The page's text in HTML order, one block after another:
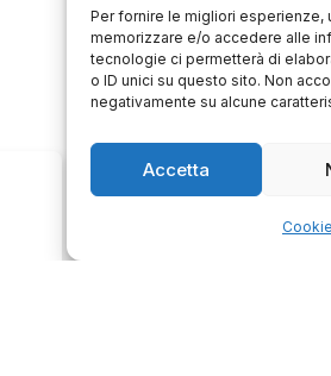
Per fornire le migliori
memorizzare e/o accedere alle
tecnologie ci permetterà di
o ID unici su questo sito. Non
negativamente su alcune
Accetta
Antonio
verificato